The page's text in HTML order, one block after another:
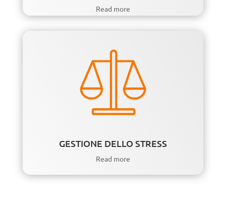
Read more
GESTIONE DELLO STRESS
Read more